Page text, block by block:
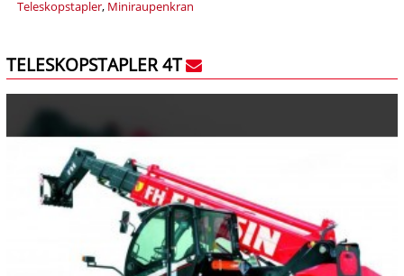
Teleskopstapler, Miniraupenkran
TELESKOPSTAPLER 4T